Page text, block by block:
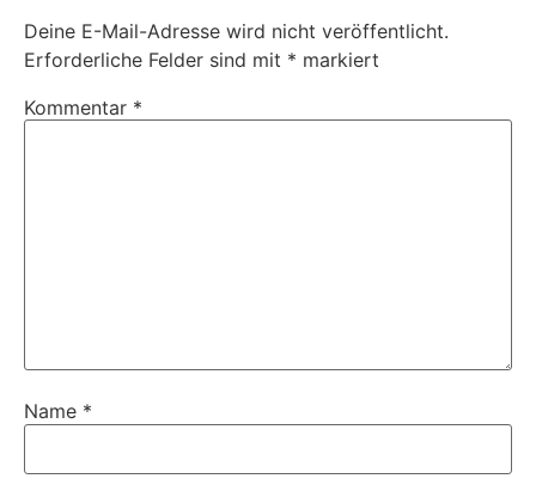
Deine E-Mail-Adresse wird nicht veröffentlicht.
Erforderliche Felder sind mit * markiert
Kommentar *
Name *